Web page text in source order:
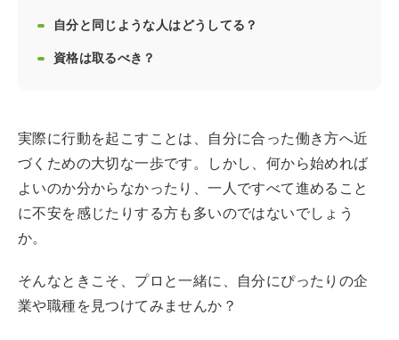
自分と同じような人はどうしてる？
資格は取るべき？
実際に行動を起こすことは、自分に合った働き方へ近
づくための大切な一歩です。しかし、何から始めれば
よいのか分からなかったり、一人ですべて進めること
に不安を感じたりする方も多いのではないでしょう
か。
そんなときこそ、プロと一緒に、自分にぴったりの企
業や職種を見つけてみませんか？